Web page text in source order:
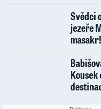
Svědci
jezeře
masakr!